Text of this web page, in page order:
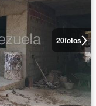
20fotos